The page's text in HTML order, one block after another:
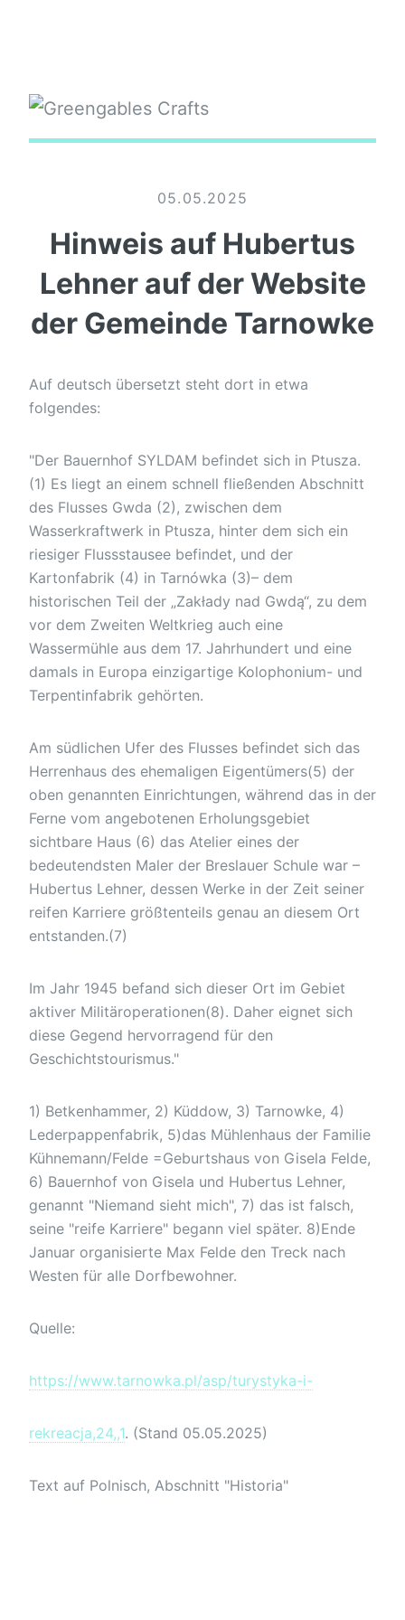
05.05.2025
Hinweis auf Hubertus
Lehner auf der Website
der Gemeinde Tarnowke
Auf deutsch übersetzt steht dort in etwa
folgendes:
"Der Bauernhof SYLDAM befindet sich in Ptusza.
(1) Es liegt an einem schnell fließenden Abschnitt
des Flusses Gwda (2), zwischen dem
Wasserkraftwerk in Ptusza, hinter dem sich ein
riesiger Flussstausee befindet, und der
Kartonfabrik (4) in Tarnówka (3)– dem
historischen Teil der „Zakłady nad Gwdą“, zu dem
vor dem Zweiten Weltkrieg auch eine
Wassermühle aus dem 17. Jahrhundert und eine
damals in Europa einzigartige Kolophonium- und
Terpentinfabrik gehörten.
Am südlichen Ufer des Flusses befindet sich das
Herrenhaus des ehemaligen Eigentümers(5) der
oben genannten Einrichtungen, während das in der
Ferne vom angebotenen Erholungsgebiet
sichtbare Haus (6) das Atelier eines der
bedeutendsten Maler der Breslauer Schule war –
Hubertus Lehner, dessen Werke in der Zeit seiner
reifen Karriere größtenteils genau an diesem Ort
entstanden.(7)
Im Jahr 1945 befand sich dieser Ort im Gebiet
aktiver Militäroperationen(8). Daher eignet sich
diese Gegend hervorragend für den
Geschichtstourismus."
1) Betkenhammer, 2) Küddow, 3) Tarnowke, 4)
Lederpappenfabrik, 5)das Mühlenhaus der Familie
Kühnemann/Felde =Geburtshaus von Gisela Felde,
6) Bauernhof von Gisela und Hubertus Lehner,
genannt "Niemand sieht mich", 7) das ist falsch,
seine "reife Karriere" begann viel später. 8)Ende
Januar organisierte Max Felde den Treck nach
Westen für alle Dorfbewohner.
Quelle:
https://www.tarnowka.pl/asp/turystyka-i-
rekreacja,24,,1. (Stand 05.05.2025)
Text auf Polnisch, Abschnitt "Historia"